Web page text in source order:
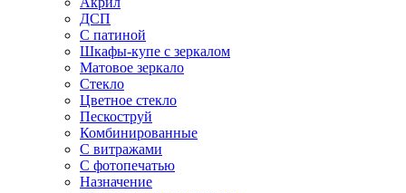
ДСП
С патиной
Шкафы-купе с зеркалом
Матовое зеркало
Стекло
Цветное стекло
Пескоструй
Комбинированные
С витражами
С фотопечатью
Назначение